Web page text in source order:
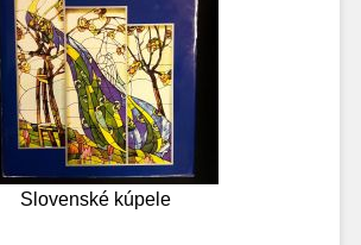
Slovenské kúpele